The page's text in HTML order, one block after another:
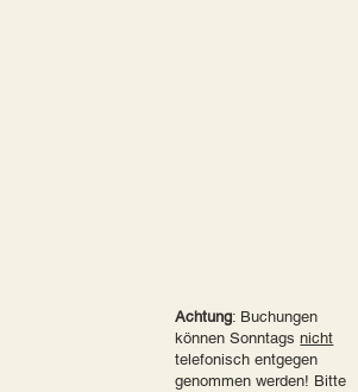
Achtung: Buchungen
können Sonntagsnicht
telefonisch entgegen
genommen werden! Bitte